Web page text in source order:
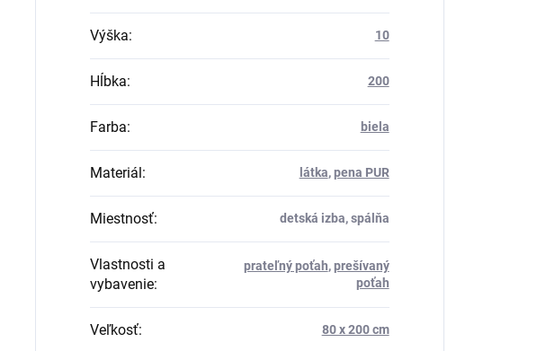
Výška: 10
Hĺbka: 200
Farba: biela
Materiál : látka,pena PUR
Miestnosť: detská izba, spálňa
Vlastnosti a
vybavenie:
prateľný poťah,prešívaný
poťah
Veľkosť: 80 x 200 cm